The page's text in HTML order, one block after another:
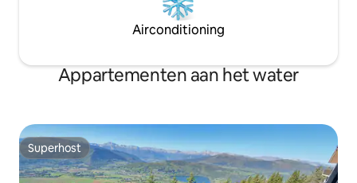
Airconditioning
Appartementen aan het water
Superhost
Superhost